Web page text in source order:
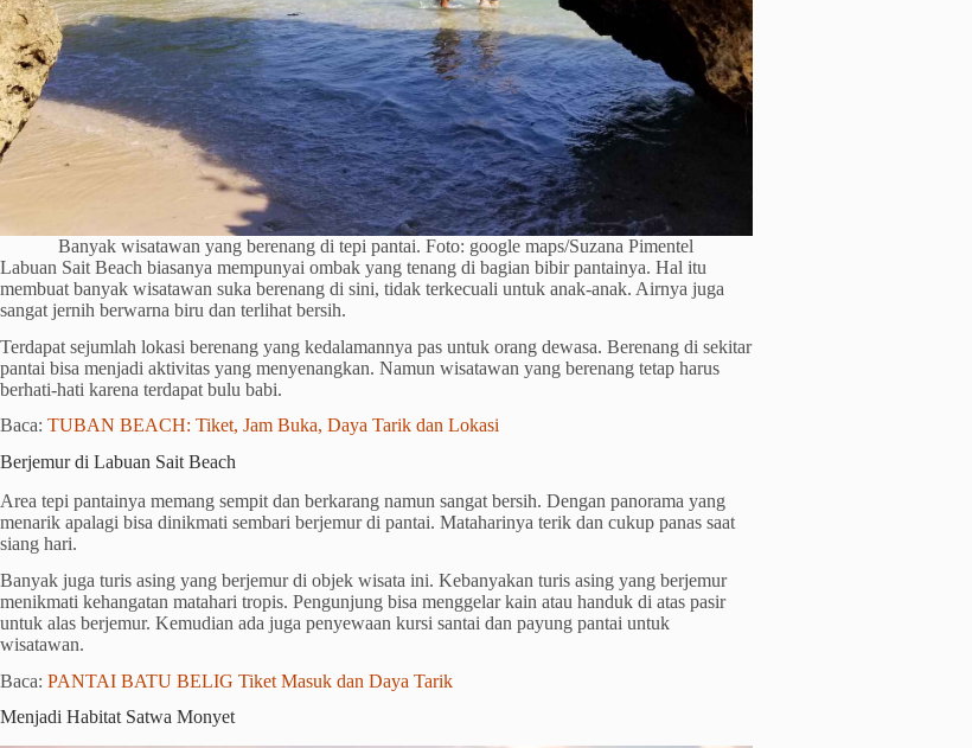
Banyak wisatawan yang berenang di tepi pantai. Foto: google maps/Suzana Pimentel
Labuan Sait Beach biasanya mempunyai ombak yang tenang di bagian bibir pantainya. Hal itu
membuat banyak wisatawan suka berenang di sini, tidak terkecuali untuk anak-anak. Airnya juga
sangat jernih berwarna biru dan terlihat bersih.
Terdapat sejumlah lokasi berenang yang kedalamannya pas untuk orang dewasa. Berenang di sekitar
pantai bisa menjadi aktivitas yang menyenangkan. Namun wisatawan yang berenang tetap harus
berhati-hati karena terdapat bulu babi.
Baca: TUBAN BEACH: Tiket, Jam Buka, Daya Tarik dan Lokasi
Berjemur di Labuan Sait Beach
Area tepi pantainya memang sempit dan berkarang namun sangat bersih. Dengan panorama yang
menarik apalagi bisa dinikmati sembari berjemur di pantai. Mataharinya terik dan cukup panas saat
siang hari.
Banyak juga turis asing yang berjemur di objek wisata ini. Kebanyakan turis asing yang berjemur
menikmati kehangatan matahari tropis. Pengunjung bisa menggelar kain atau handuk di atas pasir
untuk alas berjemur. Kemudian ada juga penyewaan kursi santai dan payung pantai untuk
wisatawan.
Baca: PANTAI BATU BELIG Tiket Masuk dan Daya Tarik
Menjadi Habitat Satwa Monyet